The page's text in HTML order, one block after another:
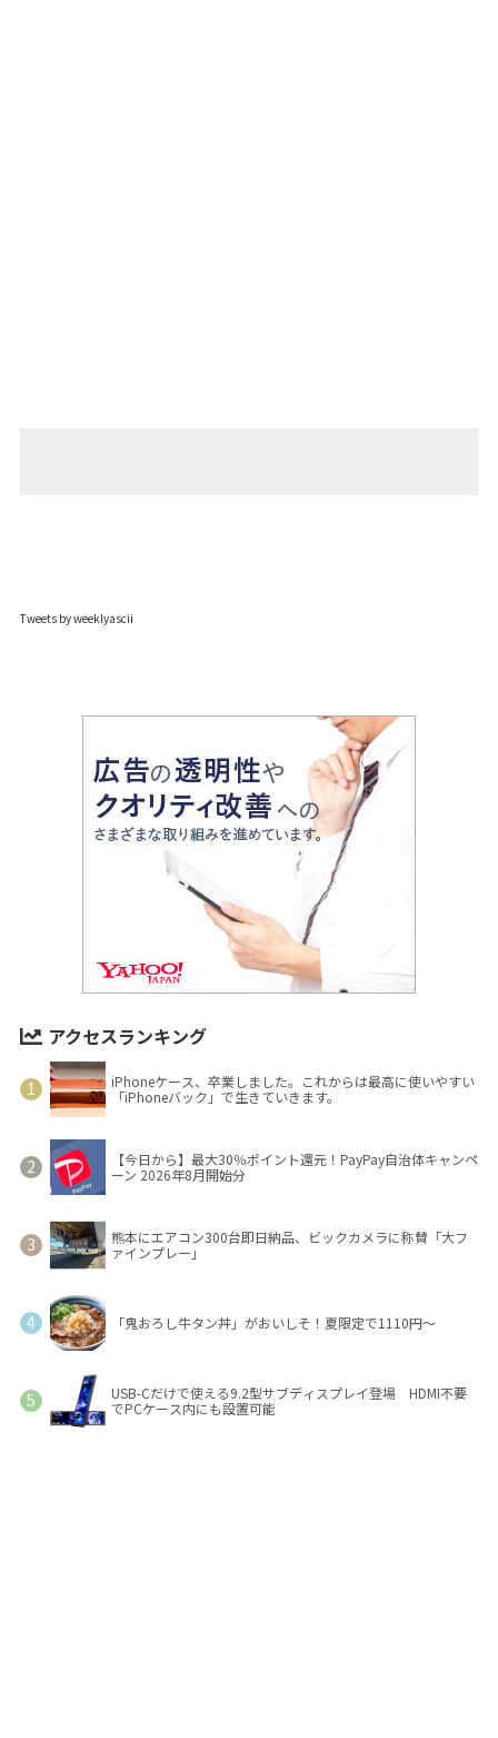
Tweets by weeklyascii
アクセスランキング
iPhoneケース、卒業しました。これからは最高に使いやすい
「iPhoneバック」で生きていきます。
【今日から】最大30％ポイント還元！PayPay自治体キャンペ
ーン 2026年8月開始分
熊本にエアコン300台即日納品、ビックカメラに称賛「大フ
ァインプレー」
「鬼おろし牛タン丼」がおいしそ！夏限定で1110円～
USB-Cだけで使える9.2型サブディスプレイ登場 HDMI不要
でPCケース内にも設置可能